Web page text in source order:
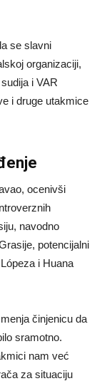
se slavni
organizaciji,
i VAR
i druge utakmice
ocenivši
navodno
potencijalni
i Huana
činjenicu da
sramotno.
nam već
za situaciju